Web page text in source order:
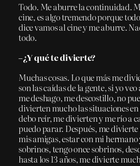
Todo. Me aburre la continuidad.
cine, es algo tremendo porque
dice vamos al cine y me aburre.
todo.
–¿Y qué te divierte?
Muchas cosas. Lo que más me
son las caídas de la gente, si yo
me deshago, me descostillo, no
divierten mucho las situaciones en
debo reír, me divierten y me río a
puedo parar. Después, me
mis amigas, estar con mi
sobrinos, tengo once sobrinos,
hasta los 13 años, me divierte